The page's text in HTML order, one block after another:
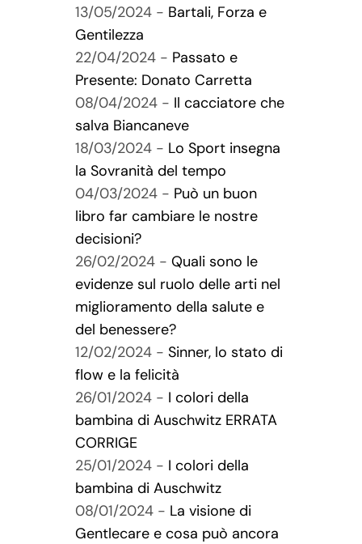
13/05/2024 - Bartali, Forza e
Gentilezza
22/04/2024 - Passato e
Presente: Donato Carretta
08/04/2024 - Il cacciatore che
salva Biancaneve
18/03/2024 - Lo Sport insegna
la Sovranità del tempo
04/03/2024 - Può un buon
libro far cambiare le nostre
decisioni?
26/02/2024 - Quali sono le
evidenze sul ruolo delle arti nel
miglioramento della salute e
del benessere?
12/02/2024 - Sinner, lo stato di
flow e la felicità
26/01/2024 - I colori della
bambina di Auschwitz ERRATA
CORRIGE
25/01/2024 - I colori della
bambina di Auschwitz
08/01/2024 - La visione di
Gentlecare e cosa può ancora